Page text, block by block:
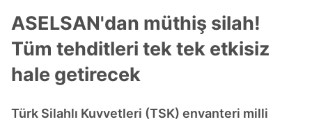
ASELSAN'dan müthiş silah!
Tüm tehditleri tek tek etkisiz
hale getirecek
Türk Silahlı Kuvvetleri (TSK) envanteri milli